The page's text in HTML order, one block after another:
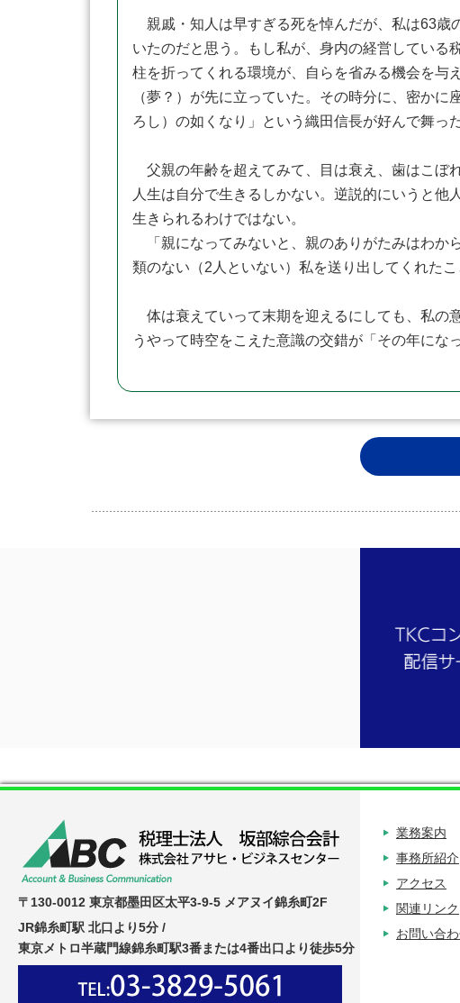
親戚・知人は早すぎる死を悼んだが、私は63歳
いたのだと思う。もし私が、身内の経営している
柱を折ってくれる環境が、自らを省みる機会を与
（夢？）が先に立っていた。その時分に、密か
ろし）の如くなり」という織田信長が好んで舞っ
父親の年齢を超えてみて、目は衰え、歯はこぼ
人生は自分で生きるしかない。逆説的にいうと
生きられるわけではない。
「親になってみないと、親のありがたみはわか
類のない（2人といない）私を送り出してくれた
体は衰えていって末期を迎えるにしても、私の
うやって時空をこえた意識の交錯が「その年にな
〒130-0012 東京都墨田区太平3-9-5 メアヌイ錦糸町2F
JR錦糸町駅 北口より5分 /
東京メトロ半蔵門線錦糸町駅3番または4番出口より徒歩5分
業務案内
事務所紹介
アクセス
関連リンク
お問い合